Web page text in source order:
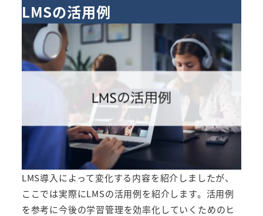
LMSの活用例
LMS導入によって変化する内容を紹介しましたが、
ここでは実際にLMSの活用例を紹介します。活用例
を参考に今後の学習管理を効率化していくためのヒ